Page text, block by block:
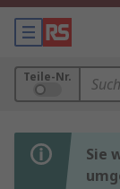
Teile-Nr.
Sie